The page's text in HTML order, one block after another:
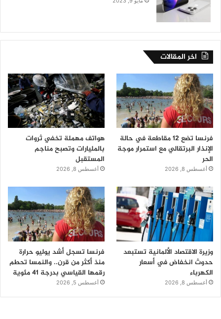
اخر المقالات
فرنسا تضع 12 مقاطعة في حالة
الإنذار البرتقالي مع استمرار موجة
الحر
أغسطس 8, 2026
هواتف مهملة تخفي ثروات
بالمليارات وتصبح مناجم
المستقبل
أغسطس 8, 2026
وزيرة الاقتصاد الألمانية تستبعد
حدوث انخفاض في أسعار
الكهرباء
أغسطس 8, 2026
فرنسا تسجل أشد يوليو حرارة
منذ أكثر من قرن.. والنمسا تحطم
رقمها القياسي بدرجة 41 مئوية
أغسطس 5, 2026